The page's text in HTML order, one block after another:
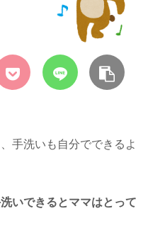
手洗いも自分でできるよ
いできるとママはとって